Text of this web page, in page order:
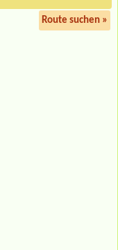
Route suchen »